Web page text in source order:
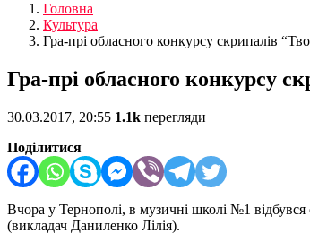
Головна
Культура
Гра-прі обласного конкурсу скрипалів
Гра-прі обласного конкурсу
30.03.2017, 20:55 1.1k перегляди
Поділитися
Вчора у Тернополі, в музичні школі №1
(викладач Даниленко Лілія).